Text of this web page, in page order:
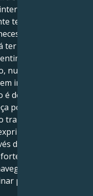
o duplo
teimoso e
de
dificuldade em
Poderá
numa tentativa de
interior. Isto
demasiado para
por reconhecer as
Se
a
da arte, de uma
e fiável com um
nas
por elas.